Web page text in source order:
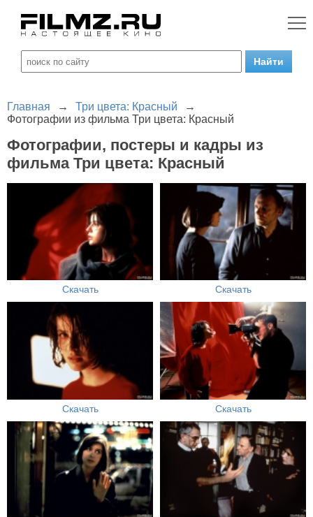
Главная → Три цвета: Красный
→
Фотографии из фильма Три цвета: Красный
Фотографии, постеры и кадры из
фильма Три цвета: Красный
Скачать Скачать
Скачать Скачать